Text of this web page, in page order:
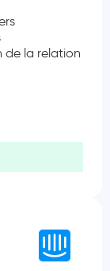
de la relation